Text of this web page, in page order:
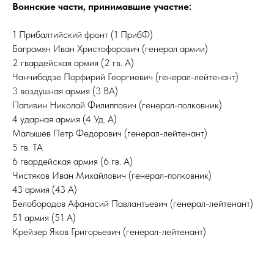
Воинские части, принимавшие участие:
1 Прибалтийский фронт (1 ПрибФ)
Баграмян Иван Христофорович (генерал армии)
2 гвардейская армия (2 гв. А)
Чанчибадзе Порфирий Георгиевич (генерал-лейтенант)
3 воздушная армия (3 ВА)
Папивин Николай Филиппович (генерал-полковник)
4 ударная армия (4 Уд. А)
Малышев Петр Федорович (генерал-лейтенант)
5 гв. ТА
6 гвардейская армия (6 гв. А)
Чистяков Иван Михайлович (генерал-полковник)
43 армия (43 А)
Белобородов Афанасий Павлантьевич (генерал-лейтенант)
51 армия (51 А)
Крейзер Яков Григорьевич (генерал-лейтенант)